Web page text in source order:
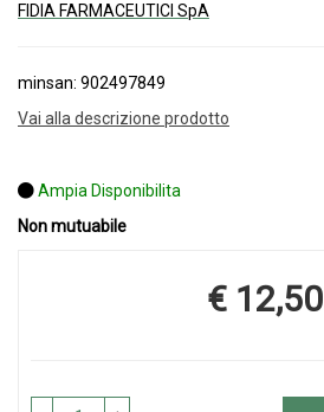
FIDIA FARMACEUTICI SpA
minsan: 902497849
Vai alla descrizione prodotto
Ampia Disponibilita
Non mutuabile
Prezzo
€ 12,50